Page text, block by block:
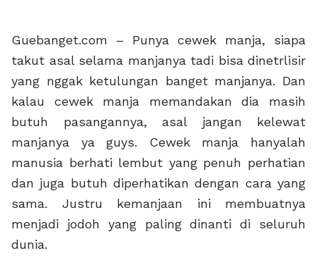
Guebanget.com – Punya cewek manja, siapa
takut asal selama manjanya tadi bisa dinetrlisir
yang nggak ketulungan banget manjanya. Dan
kalau cewek manja memandakan dia masih
butuh pasangannya, asal jangan kelewat
manjanya ya guys. Cewek manja hanyalah
manusia berhati lembut yang penuh perhatian
dan juga butuh diperhatikan dengan cara yang
sama. Justru kemanjaan ini membuatnya
menjadi jodoh yang paling dinanti di seluruh
dunia.